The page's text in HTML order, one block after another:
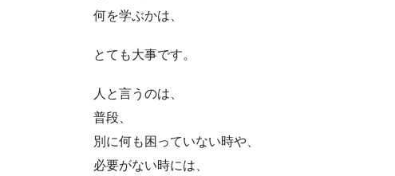
何を学ぶかは、
とても大事です。
人と言うのは、
普段、
別に何も困っていない時や、
必要がない時には、